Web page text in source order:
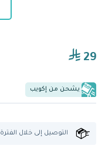
29
يشحن من إكويب
التوصيل إلى خلال الفترة